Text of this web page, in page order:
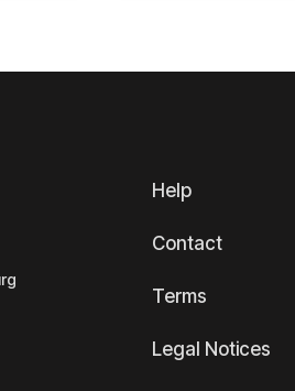
Help
Contact
Terms
Legal Notices